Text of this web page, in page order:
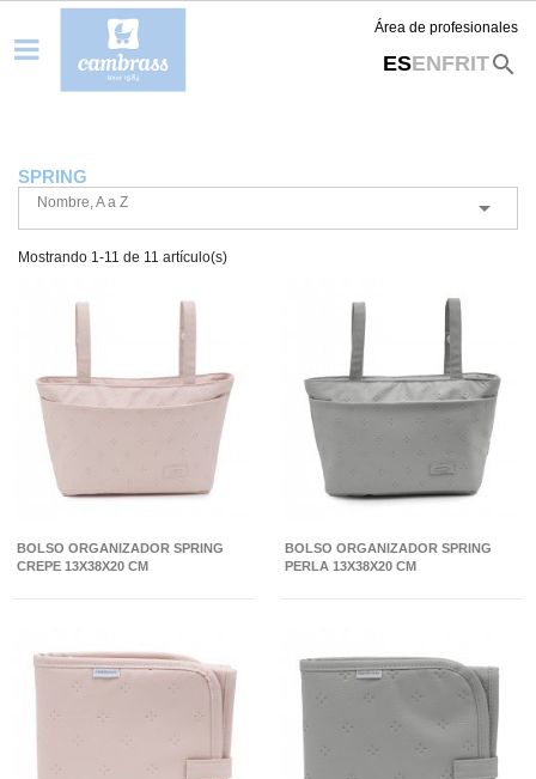
Área de profesionales
ESENFRITsearch
SPRING
Nombre, A a Z 
Mostrando 1-11 de 11 artículo(s)
BOLSO ORGANIZADOR SPRING
CREPE 13X38X20 CM
BOLSO ORGANIZADOR SPRING
PERLA 13X38X20 CM